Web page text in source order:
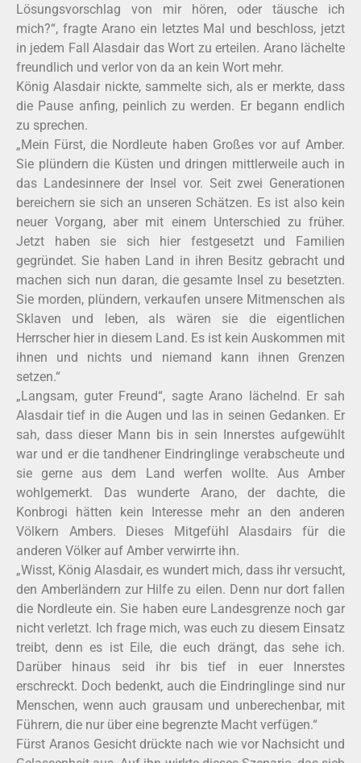
Lösungsvorschlag von mir hören, oder täusche ich
mich?“, fragte Arano ein letztes Mal und beschloss, jetzt
in jedem Fall Alasdair das Wort zu erteilen. Arano lächelte
freundlich und verlor von da an kein Wort mehr.
König Alasdair nickte, sammelte sich, als er merkte, dass
die Pause anfing, peinlich zu werden. Er begann endlich
zu sprechen.
„Mein Fürst, die Nordleute haben Großes vor auf Amber.
Sie plündern die Küsten und dringen mittlerweile auch in
das Landesinnere der Insel vor. Seit zwei Generationen
bereichern sie sich an unseren Schätzen. Es ist also kein
neuer Vorgang, aber mit einem Unterschied zu früher.
Jetzt haben sie sich hier festgesetzt und Familien
gegründet. Sie haben Land in ihren Besitz gebracht und
machen sich nun daran, die gesamte Insel zu besetzten.
Sie morden, plündern, verkaufen unsere Mitmenschen als
Sklaven und leben, als wären sie die eigentlichen
Herrscher hier in diesem Land. Es ist kein Auskommen mit
ihnen und nichts und niemand kann ihnen Grenzen
setzen.“
„Langsam, guter Freund“, sagte Arano lächelnd. Er sah
Alasdair tief in die Augen und las in seinen Gedanken. Er
sah, dass dieser Mann bis in sein Innerstes aufgewühlt
war und er die tandhener Eindringlinge verabscheute und
sie gerne aus dem Land werfen wollte. Aus Amber
wohlgemerkt. Das wunderte Arano, der dachte, die
Konbrogi hätten kein Interesse mehr an den anderen
Völkern Ambers. Dieses Mitgefühl Alasdairs für die
anderen Völker auf Amber verwirrte ihn.
„Wisst, König Alasdair, es wundert mich, dass ihr versucht,
den Amberländern zur Hilfe zu eilen. Denn nur dort fallen
die Nordleute ein. Sie haben eure Landesgrenze noch gar
nicht verletzt. Ich frage mich, was euch zu diesem Einsatz
treibt, denn es ist Eile, die euch drängt, das sehe ich.
Darüber hinaus seid ihr bis tief in euer Innerstes
erschreckt. Doch bedenkt, auch die Eindringlinge sind nur
Menschen, wenn auch grausam und unberechenbar, mit
Führern, die nur über eine begrenzte Macht verfügen.“
Fürst Aranos Gesicht drückte nach wie vor Nachsicht und